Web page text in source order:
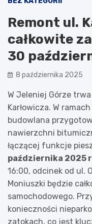
Remont ul.
całkowite
30
8 października 2025
W Jeleniej Górze
Karłowicza. W
budowlana
nawierzchni
łączącej funkcje
października 2025
16:00, odcinek od ul.
Moniuszki będzie
samochodowego.
konieczności
zatokach, co jest